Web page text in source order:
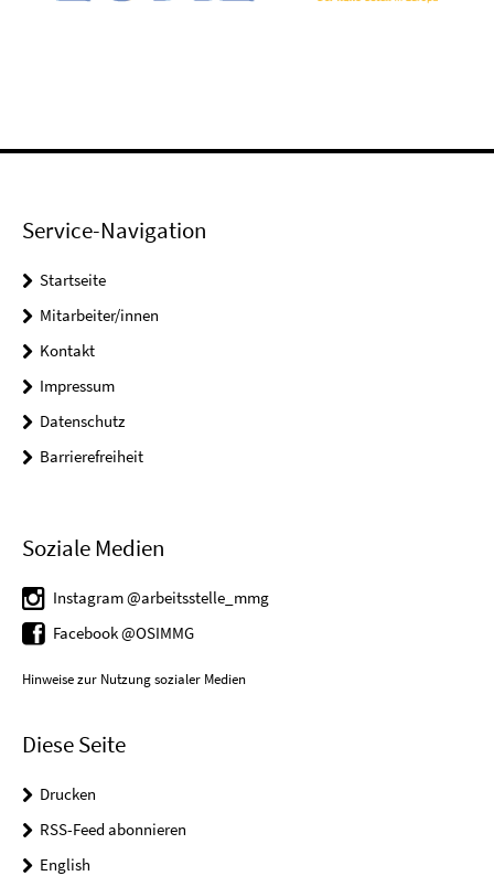
Service-Navigation
Startseite
Mitarbeiter/innen
Kontakt
Impressum
Datenschutz
Barrierefreiheit
Soziale Medien
Instagram @arbeitsstelle_mmg
Facebook @OSIMMG
Hinweise zur Nutzung sozialer Medien
Diese Seite
Drucken
RSS-Feed abonnieren
English